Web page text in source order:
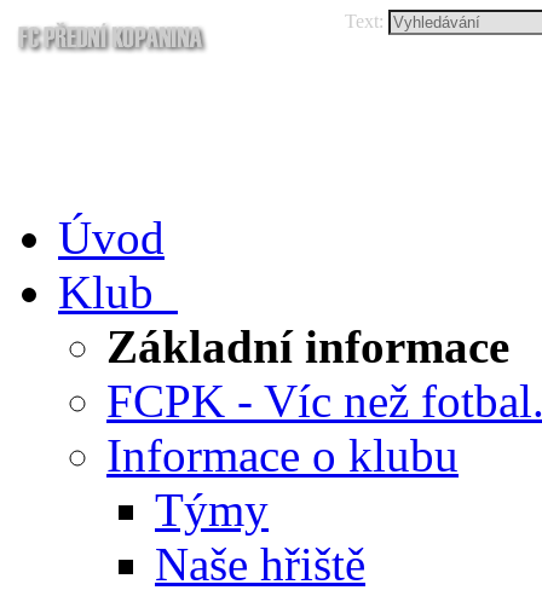
Text:
Úvod
Klub
Základní informace
FCPK - Víc než
Informace o klubu
Týmy
Naše hřiště